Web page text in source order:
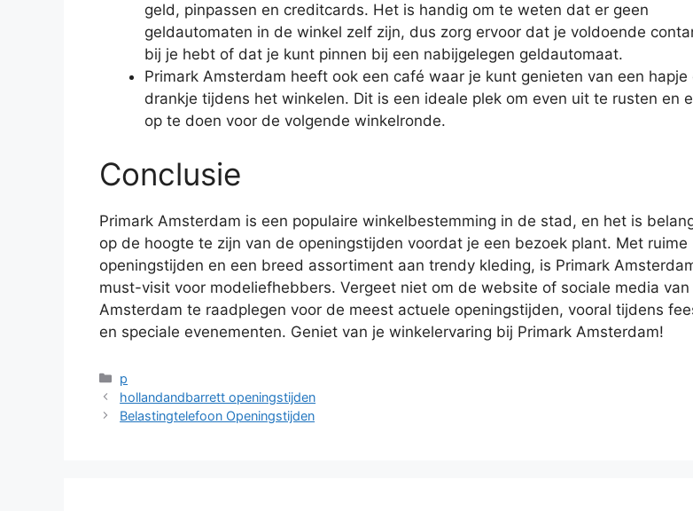
geld, pinpassen en creditcards. Het is handig om te weten dat er geen
geldautomaten in de winkel zelf zijn, dus zorg ervoor dat je voldoende
bij je hebt of dat je kunt pinnen bij een nabijgelegen geldautomaat.
Primark Amsterdam heeft ook een café waar je kunt genieten van een hapje
drankje tijdens het winkelen. Dit is een ideale plek om even uit te rusten en
op te doen voor de volgende winkelronde.
Conclusie
Primark Amsterdam is een populaire winkelbestemming in de stad, en het is
op de hoogte te zijn van de openingstijden voordat je een bezoek plant. Met ruime
openingstijden en een breed assortiment aan trendy kleding, is Primark
must-visit voor modeliefhebbers. Vergeet niet om de website of sociale media van
Amsterdam te raadplegen voor de meest actuele openingstijden, vooral tijdens
en speciale evenementen. Geniet van je winkelervaring bij Primark Amsterdam!
Categorieën
p
hollandandbarrett openingstijden
Belastingtelefoon Openingstijden